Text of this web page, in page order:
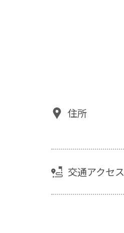
住所
交通アクセス